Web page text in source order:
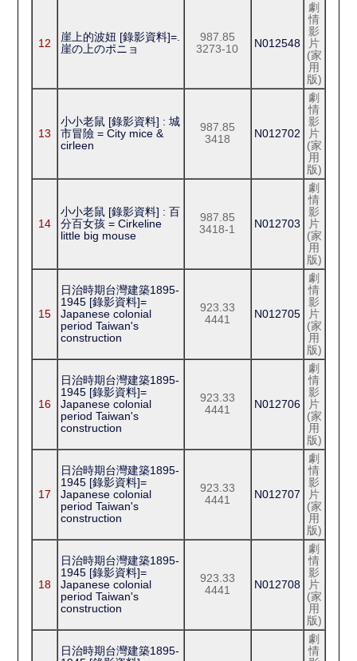
12
崖上的波妞 [錄影資料]=.
崖の上のポニョ
987.85
3273-10
N012548
劇
情
影
片
(家
用
版)
13
小小老鼠 [錄影資料] : 城
市冒險 = City mice &
cirleen
987.85
3418
N012702
劇
情
影
片
(家
用
版)
14
小小老鼠 [錄影資料] : 百
分百女孩 = Cirkeline
little big mouse
987.85
3418-1
N012703
劇
情
影
片
(家
用
版)
15
日治時期台灣建築1895-
1945 [錄影資料]=
Japanese colonial
period Taiwan's
construction
923.33
4441
N012705
劇
情
影
片
(家
用
版)
16
日治時期台灣建築1895-
1945 [錄影資料]=
Japanese colonial
period Taiwan's
construction
923.33
4441
N012706
劇
情
影
片
(家
用
版)
17
日治時期台灣建築1895-
1945 [錄影資料]=
Japanese colonial
period Taiwan's
construction
923.33
4441
N012707
劇
情
影
片
(家
用
版)
18
日治時期台灣建築1895-
1945 [錄影資料]=
Japanese colonial
period Taiwan's
construction
923.33
4441
N012708
劇
情
影
片
(家
用
版)
日治時期台灣建築1895-
劇
情